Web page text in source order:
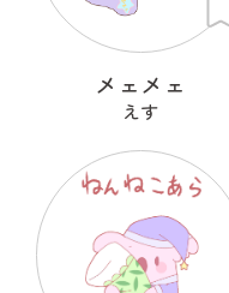
メェメェ
えす